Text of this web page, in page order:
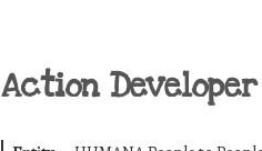
Action Developer